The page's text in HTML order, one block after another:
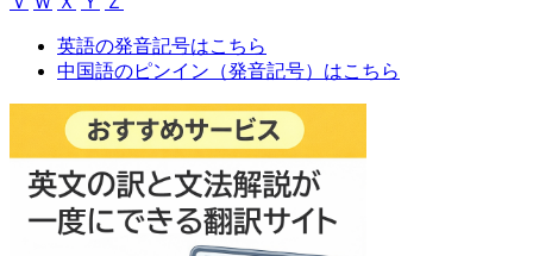
英語の発音記号はこちら
中国語のピンイン（発音記号）はこちら